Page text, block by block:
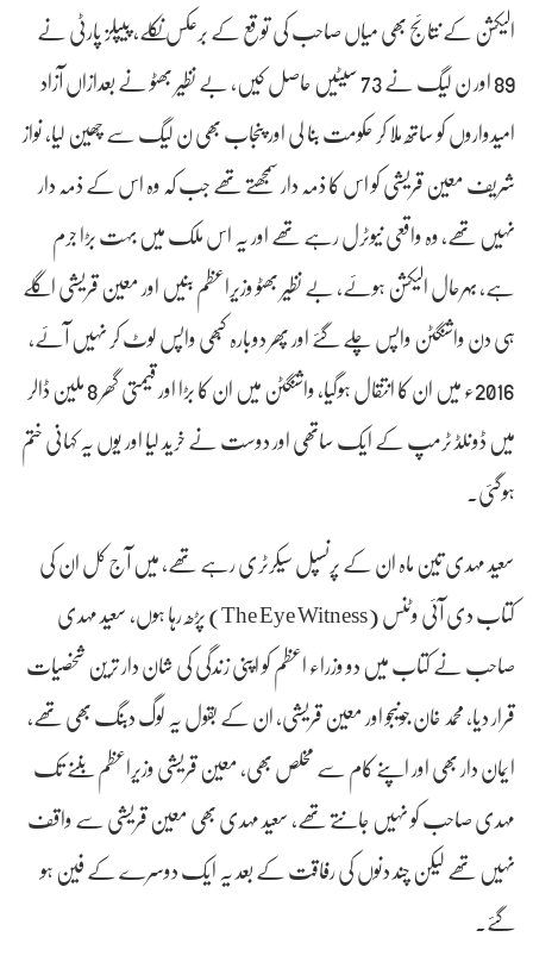
الیکشن کے نتائج بھی میاں صاحب کی توقع کے برعکس نکلے، پیپلز پارٹی نے
89 اور ن لیگ نے 73 سیٹیں حاصل کیں، بے نظیر بھٹو نے بعدازاں آزاد
امیدواروں کو ساتھ ملا کر حکومت بنا لی اور پنجاب بھی ن لیگ سے چھین لیا، نواز
شریف معین قریشی کو اس کا ذمہ دار سمجھتے تھے جب کہ وہ اس کے ذمہ دار
نہیں تھے، وہ واقعی نیوٹرل رہے تھے اور یہ اس ملک میں بہت بڑا جرم
ہے، بہرحال الیکشن ہوئے، بے نظیر بھٹو وزیراعظم بنیں اور معین قریشی اگلے
ہی دن واشنگٹن واپس چلے گئے اور پھر دوبارہ کبھی واپس لوٹ کر نہیں آئے،
2016ء میں ان کا انتقال ہوگیا، واشنگٹن میں ان کا بڑا اور قیمتی گھر 8 ملین ڈالر
میں ڈونلڈ ٹرمپ کے ایک ساتھی اور دوست نے خرید لیا اور یوں یہ کہانی ختم
ہوگئی۔
سعید مہدی تین ماہ ان کے پرنسپل سیکرٹری رہے تھے، میں آج کل ان کی
کتاب دی آئی وٹنس (The Eye Witness) پڑھ رہا ہوں، سعید مہدی
صاحب نے کتاب میں دو وزراء اعظم کو اپنی زندگی کی شان دار ترین شخصیات
قرار دیا، محمد خان جونیجو اور معین قریشی، ان کے بقول یہ لوگ دبنگ بھی تھے،
ایمان دار بھی اور اپنے کام سے مخلص بھی، معین قریشی وزیراعظم بننے تک
مہدی صاحب کو نہیں جانتے تھے، سعید مہدی بھی معین قریشی سے واقف
نہیں تھے لیکن چند دنوں کی رفاقت کے بعد یہ ایک دوسرے کے فین ہو
گئے۔